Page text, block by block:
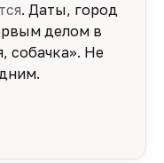
. Даты, город
делом в
собачка». Не